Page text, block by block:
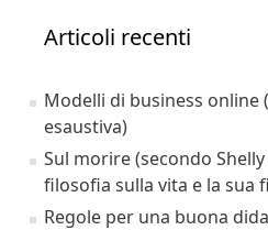
Articoli recenti
Modelli di business online
esaustiva)
Sul morire (secondo
filosofia sulla vita e la sua
Regole per una buona